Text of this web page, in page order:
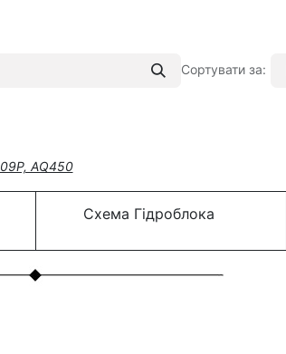
Сортувати за:
09P, AQ450
Схема Гідроблока